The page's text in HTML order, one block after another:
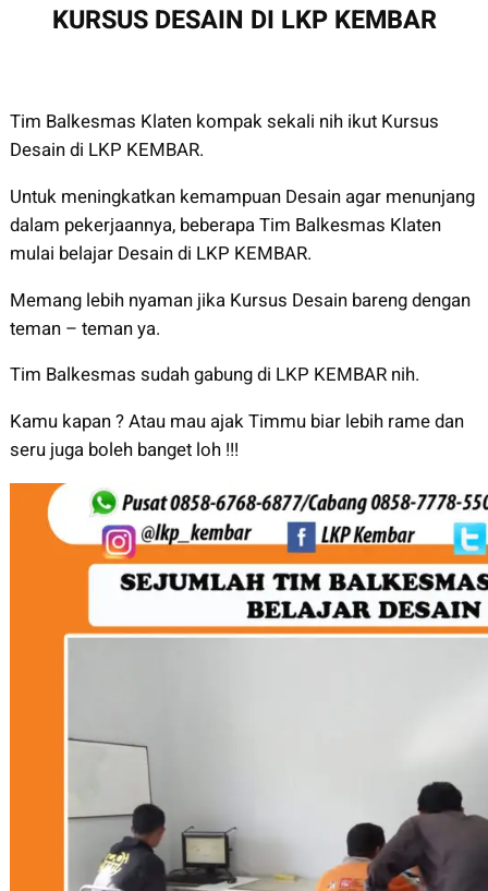
KURSUS DESAIN DI LKP KEMBAR
Tim Balkesmas Klaten kompak sekali nih ikut Kursus
Desain di LKP KEMBAR.
Untuk meningkatkan kemampuan Desain agar menunjang
dalam pekerjaannya, beberapa Tim Balkesmas Klaten
mulai belajar Desain di LKP KEMBAR.
Memang lebih nyaman jika Kursus Desain bareng dengan
teman – teman ya.
Tim Balkesmas sudah gabung di LKP KEMBAR nih.
Kamu kapan ? Atau mau ajak Timmu biar lebih rame dan
seru juga boleh banget loh !!!